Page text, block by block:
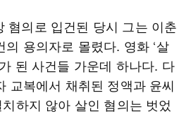
혐의로 입건된 당시 그는 이춘
용의자로 몰렸다. 영화 ‘살
된 사건들 가운데 하나다. 다
교복에서 채취된 정액과 윤씨
하지 않아 살인 혐의는 벗었